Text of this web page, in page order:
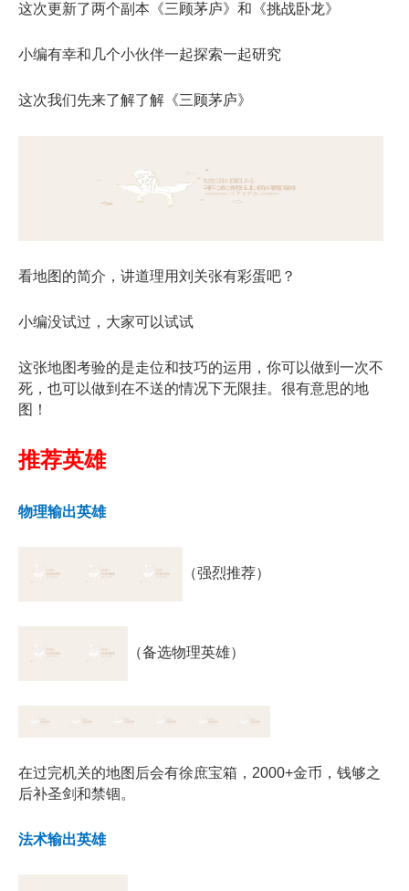
这次更新了两个副本《三顾茅庐》和《挑战卧龙》
小编有幸和几个小伙伴一起探索一起研究
这次我们先来了解了解《三顾茅庐》
看地图的简介，讲道理用刘关张有彩蛋吧？
小编没试过，大家可以试试
这张地图考验的是走位和技巧的运用，你可以做到一次不
死，也可以做到在不送的情况下无限挂。很有意思的地
图！
推荐英雄
物理输出英雄
（强烈推荐）
（备选物理英雄）
在过完机关的地图后会有徐庶宝箱，2000+金币，钱够之
后补圣剑和禁锢。
法术输出英雄